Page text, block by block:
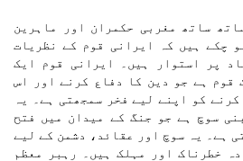
ساتھ مغربی حکمران اور ماہرین
چکے ہیں کہ ایرانی قوم کے نظریات
پر استوار ہیں۔ ایرانی قوم ایک
قوم ہے جو دین کا دفاع کرنے اور اس
کو اپنے لیے فخر سمجھتی ہے۔ یہ
سوچ ہے جو جنگ کے میدان میں فتح
ہے۔ یہ سوچ اور عقائد، دشمن کے لیے
خطرناک اور مہلک ہیں۔ رہبر معظم